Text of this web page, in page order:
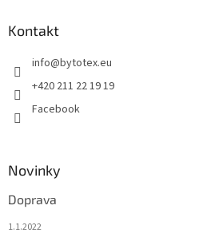
Kontakt
info@bytotex.eu
+420 211 22 19 19
Facebook
Novinky
Doprava
1.1.2022